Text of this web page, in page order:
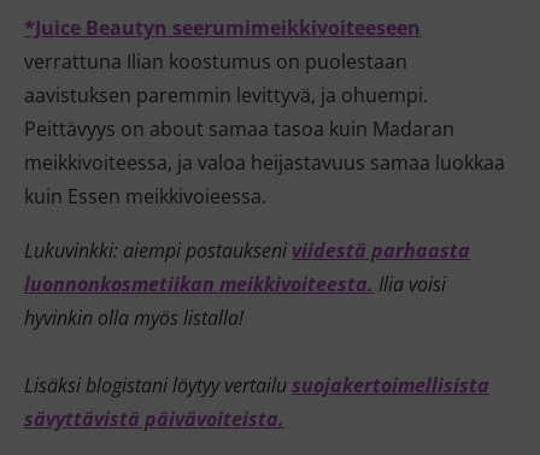
*Juice Beautyn seerumimeikkivoiteeseen
verrattuna Ilian koostumus on puolestaan
aavistuksen paremmin levittyvä, ja ohuempi.
Peittävyys on about samaa tasoa kuin Madaran
meikkivoiteessa, ja valoa heijastavuus samaa luokkaa
kuin Essen meikkivoieessa.
Lukuvinkki: aiempi postaukseni viidestä parhaasta
luonnonkosmetiikan meikkivoiteesta. Ilia voisi
hyvinkin olla myös listalla!
Lisäksi blogistani löytyy vertailusuojakertoimellisista
sävyttävistä päivävoiteista.